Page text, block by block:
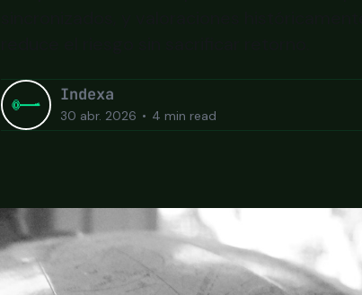
Indexa
30 abr. 2026 • 4 min read